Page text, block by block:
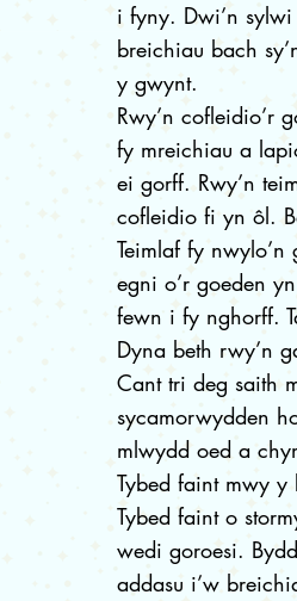
i fyny. Dwi’n
breichiau bach
y gwynt.
Rwy’n cofleidio’r
fy mreichiau a
ei gorff. Rwy’n
cofleidio fi yn ôl.
Teimlaf fy nwylo’n
egni o’r goeden
fewn i fy nghorff.
Dyna beth rwy’n
Cant tri deg saith
sycamorwydden
mlwydd oed a
Tybed faint mwy y
Tybed faint o
wedi goroesi.
addasu i’w